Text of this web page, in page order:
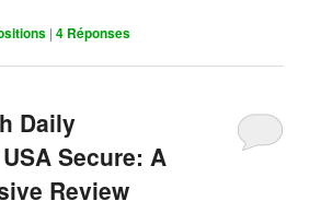
|4 Réponses
Daily
Secure: A
Review